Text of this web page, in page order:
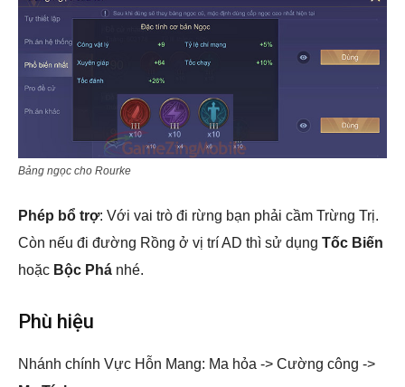
Bảng ngọc cho Rourke
Phép bổ trợ: Với vai trò đi rừng bạn phải cầm Trừng Trị.
Còn nếu đi đường Rồng ở vị trí AD thì sử dụng Tốc Biến
hoặc Bộc Phá nhé.
Phù hiệu
Nhánh chính Vực Hỗn Mang: Ma hỏa -> Cường công ->